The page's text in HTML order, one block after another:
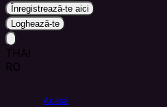
Înregistrează-te aici
Loghează-te
THAI
RO
Acasă